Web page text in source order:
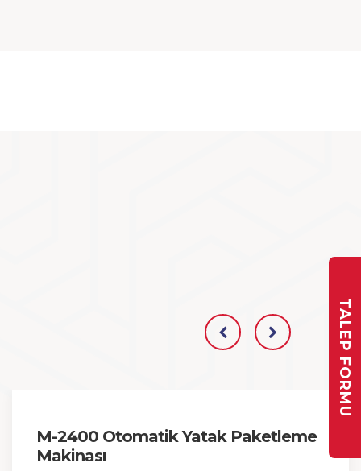
TALEP FORMU
M-2400 Otomatik Yatak Paketleme
Makinası